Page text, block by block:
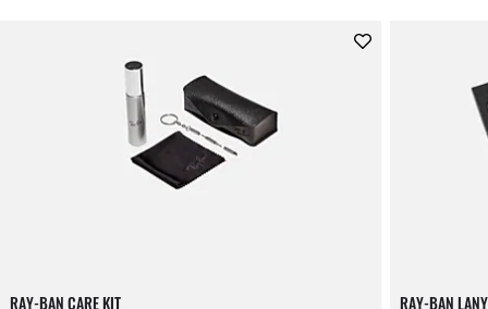
RAY-BAN CARE KIT RAY-BAN